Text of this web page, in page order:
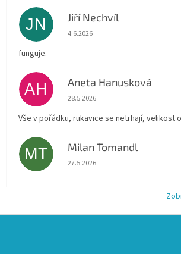
JN Jiří Nechvíl
Hodnocení obchodu je 5 z 5
4.6.2026
funguje.
AH Aneta Hanusková
Hodnocení obchodu je 5 z 5
28.5.2026
Vše v pořádku, rukavice se netrhají, velikost
MT Milan Tomandl
Hodnocení obchodu je 5 z 5
27.5.2026